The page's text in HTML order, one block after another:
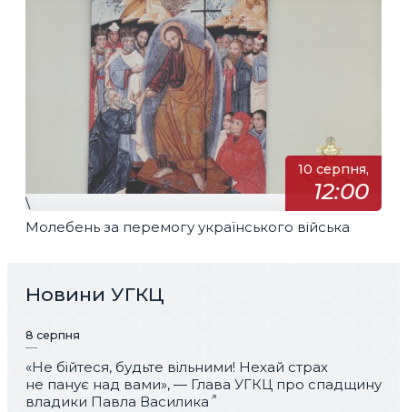
10 серпня,
12:00
\
Молебень за перемогу українського війська
Новини УГКЦ
8 серпня
«Не бійтеся, будьте вільними! Нехай страх
не панує над вами», — Глава УГКЦ про спадщину
владики Павла Василика